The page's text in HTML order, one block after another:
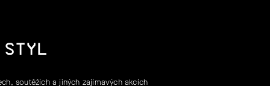
soutěžích a jiných zajímavých akcích